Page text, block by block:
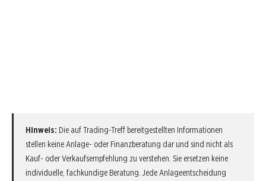
Hinweis: Die auf Trading-Treff bereitgestellten Informationen
stellen keine Anlage- oder Finanzberatung dar und sind nicht als
Kauf- oder Verkaufsempfehlung zu verstehen. Sie ersetzen keine
individuelle, fachkundige Beratung. Jede Anlageentscheidung